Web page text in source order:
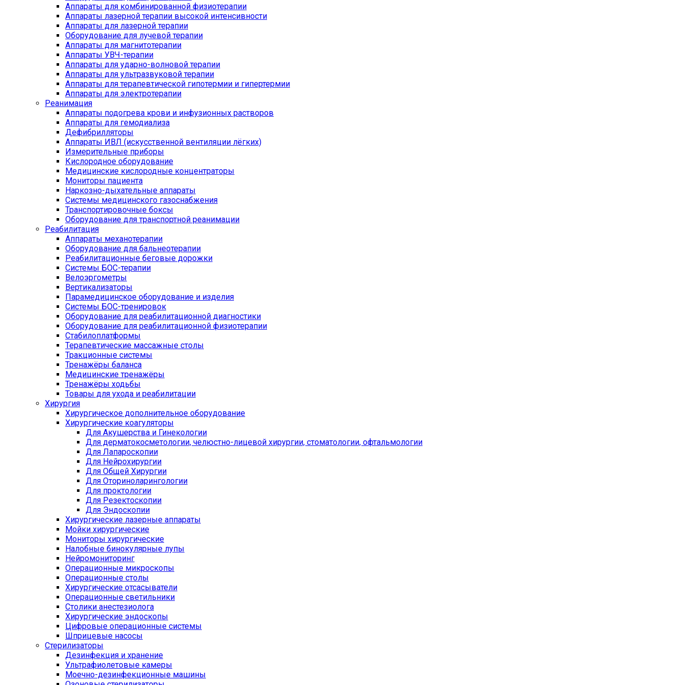
Аппараты для комбинированной физиотерапии
Аппараты лазерной терапии высокой интенсивности
Аппараты для лазерной терапии
Оборудование для лучевой терапии
Аппараты для магнитотерапии
Аппараты УВЧ-терапии
Аппараты для ударно-волновой терапии
Аппараты для ультразвуковой терапии
Аппараты для терапевтической гипотермии и гипертермии
Аппараты для электротерапии
Реанимация
Аппараты подогрева крови и инфузионных растворов
Аппараты для гемодиализа
Дефибрилляторы
Аппараты ИВЛ (искусственной вентиляции лёгких)
Измерительные приборы
Кислородное оборудование
Медицинские кислородные концентраторы
Мониторы пациента
Наркозно-дыхательные аппараты
Системы медицинского газоснабжения
Транспортировочные боксы
Оборудование для транспортной реанимации
Реабилитация
Аппараты механотерапии
Оборудование для бальнеотерапии
Реабилитационные беговые дорожки
Системы БОС-терапии
Велоэргометры
Вертикализаторы
Парамедицинское оборудование и изделия
Системы БОС-тренировок
Оборудование для реабилитационной диагностики
Оборудование для реабилитационной физиотерапии
Стабилоплатформы
Терапевтические массажные столы
Тракционные системы
Тренажёры баланса
Медицинские тренажёры
Тренажёры ходьбы
Товары для ухода и реабилитации
Хирургия
Хирургическое дополнительное оборудование
Хирургические коагуляторы
Для Акушерства и Гинекологии
Для дерматокосметологии, челюстно-лицевой хирургии, стоматологии, офтальмологии
Для Лапароскопии
Для Нейрохирургии
Для Общей Хирургии
Для Оториноларингологии
Для проктологии
Для Резектоскопии
Для Эндоскопии
Хирургические лазерные аппараты
Мойки хирургические
Мониторы хирургические
Налобные бинокулярные лупы
Нейромониторинг
Операционные микроскопы
Операционные столы
Хирургические отсасыватели
Операционные светильники
Столики анестезиолога
Хирургические эндоскопы
Цифровые операционные системы
Шприцевые насосы
Стерилизаторы
Дезинфекция и хранение
Ультрафиолетовые камеры
Моечно-дезинфекционные машины